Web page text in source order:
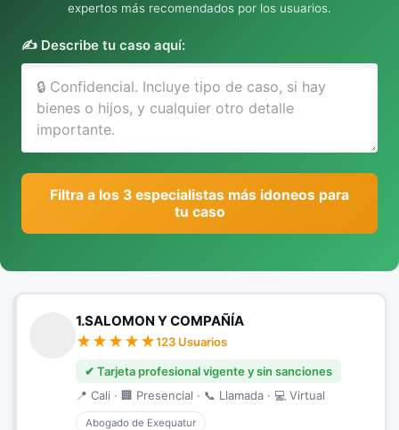
expertos más recomendados por los usuarios.
✍️ Describe tu caso aquí:
Filtra a los 3 especialistas más idoneos para
tu caso
1.SALOMON Y COMPAÑÍA
123 Usuarios
✔ Tarjeta profesional vigente y sin sanciones
📍 Cali · 🏢 Presencial · 📞 Llamada · 💻 Virtual
Abogado de Exequatur